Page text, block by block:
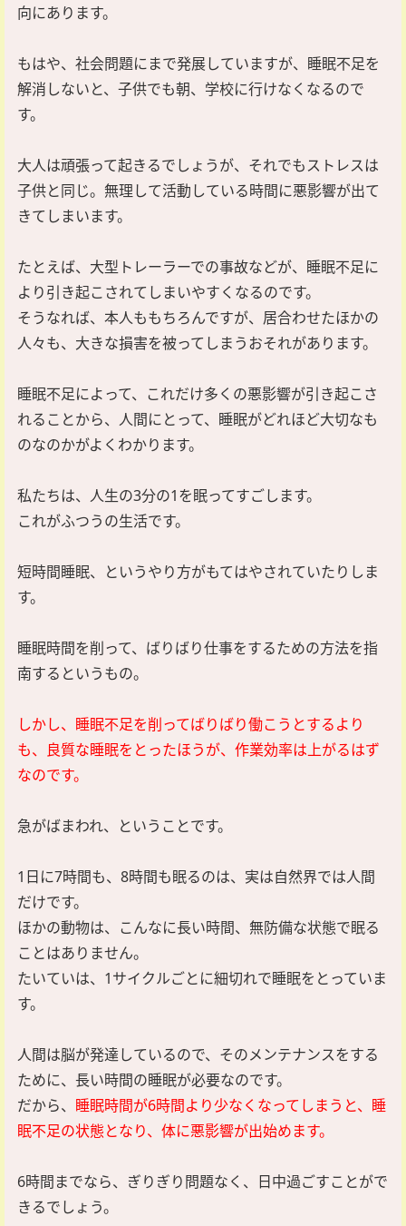
向にあります。
もはや、社会問題にまで発展していますが、睡眠不足を
解消しないと、子供でも朝、学校に行けなくなるので
す。
大人は頑張って起きるでしょうが、それでもストレスは
子供と同じ。無理して活動している時間に悪影響が出て
きてしまいます。
たとえば、大型トレーラーでの事故などが、睡眠不足に
より引き起こされてしまいやすくなるのです。
そうなれば、本人ももちろんですが、居合わせたほかの
人々も、大きな損害を被ってしまうおそれがあります。
睡眠不足によって、これだけ多くの悪影響が引き起こさ
れることから、人間にとって、睡眠がどれほど大切なも
のなのかがよくわかります。
私たちは、人生の3分の1を眠ってすごします。
これがふつうの生活です。
短時間睡眠、というやり方がもてはやされていたりしま
す。
睡眠時間を削って、ばりばり仕事をするための方法を指
南するというもの。
しかし、睡眠不足を削ってばりばり働こうとするより
も、良質な睡眠をとったほうが、作業効率は上がるはず
なのです。
急がばまわれ、ということです。
1日に7時間も、8時間も眠るのは、実は自然界では人間
だけです。
ほかの動物は、こんなに長い時間、無防備な状態で眠る
ことはありません。
たいていは、1サイクルごとに細切れで睡眠をとっていま
す。
人間は脳が発達しているので、そのメンテナンスをする
ために、長い時間の睡眠が必要なのです。
だから、 睡眠時間が6時間より少なくなってしまうと、睡
眠不足の状態となり、体に悪影響が出始めます。
6時間までなら、ぎりぎり問題なく、日中過ごすことがで
きるでしょう。